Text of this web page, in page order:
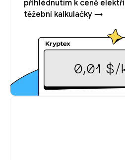
přihlédnutím k ceně
těžební kalkulačky →